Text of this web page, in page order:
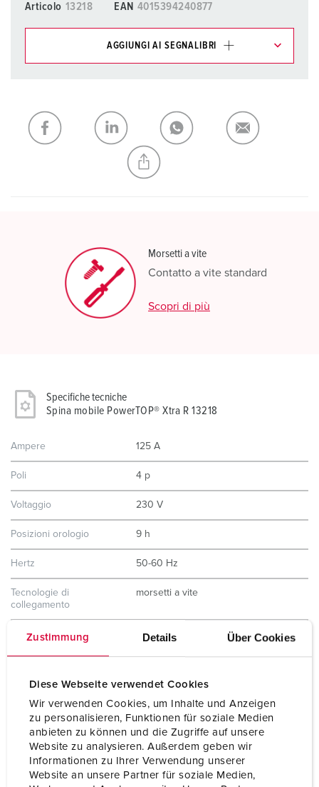
Zustimmung Details Über Cookies
Diese Webseite verwendet Cookies
Wir verwenden Cookies, um Inhalte und Anzeigen
zu personalisieren, Funktionen für soziale Medien
anbieten zu können und die Zugriffe auf unsere
Website zu analysieren. Außerdem geben wir
Informationen zu Ihrer Verwendung unserer
Website an unsere Partner für soziale Medien,
Articolo 13218 EAN 4015394240877
AGGIUNGI AI SEGNALIBRI
CREA NUOVA LISTA
Morsetti a vite
Contatto a vite standard
Scopri di più
Specifiche tecniche
Spina mobile PowerTOP® Xtra R 13218
Ampere 125 A
Poli 4 p
Voltaggio 230 V
Posizioni orologio 9 h
Hertz 50-60 Hz
Tecnologie di
collegamento
morsetti a vite
Contatti
portacontatti altamente resistenti al
contatti nichelati
Grado di protezione IP67
Peso 1404 g
Dichiarazione di
conformità
CB Zertifikat
VDE
EAC